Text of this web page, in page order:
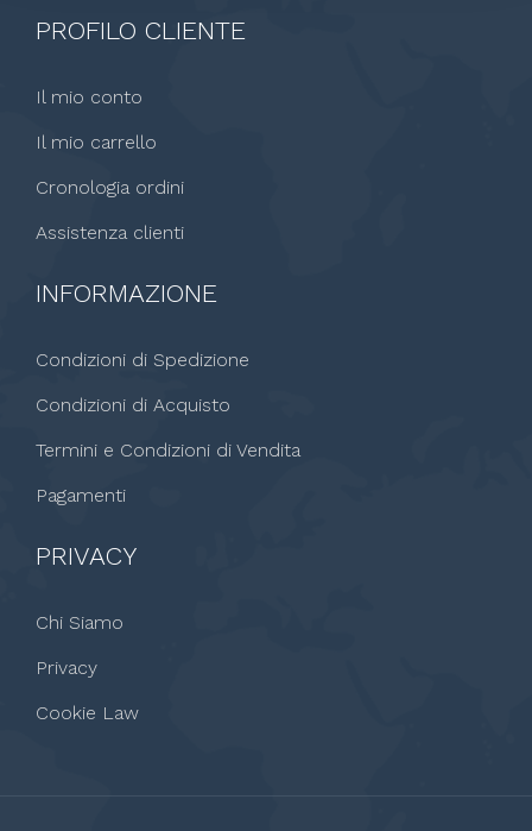
PROFILO CLIENTE
Il mio conto
Il mio carrello
Cronologia ordini
Assistenza clienti
INFORMAZIONE
Condizioni di Spedizione
Condizioni di Acquisto
Termini e Condizioni di Vendita
Pagamenti
PRIVACY
Chi Siamo
Privacy
Cookie Law